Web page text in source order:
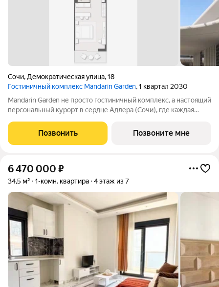
Сочи, Демократическая улица,18
Гостиничный комплекс Mandarin Garden, 1 квартал 2030
Mandarin Garden не просто гостиничный комплекс, а настоящий
персональный курорт в сердце Адлера (Сочи), где каждая
приватность и безупречный сервис. Комплекс расположится в
Позвонить Позвоните мне
6 470 000 ₽
34,5 м² 1-комн. квартира 4 этаж из 7